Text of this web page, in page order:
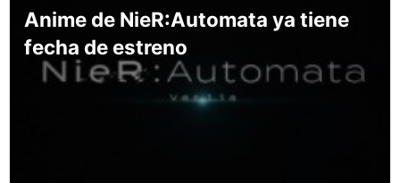
Anime de NieR:Automata ya tiene
fecha de estreno